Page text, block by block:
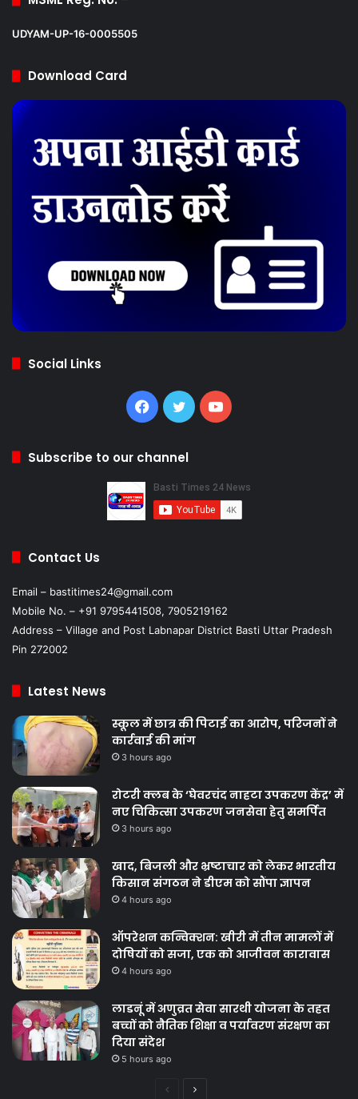
UDYAM-UP-16-0005505
Download Card
Social Links
Facebook
TwitterYouTube
Subscribe to our channel
Contact Us
Email – bastitimes24@gmail.com
Mobile No. – +91 9795441508, 7905219162
Address – Village and Post Labnapar District Basti Uttar Pradesh
Pin 272002
Latest News
स्कूल में छात्र की पिटाई का आरोप, परिजनों ने
कार्रवाई की मांग
3 hours ago
रोटरी क्लब के ‘घेवरचंद नाहटा उपकरण केंद्र’ में
नए चिकित्सा उपकरण जनसेवा हेतु समर्पित
3 hours ago
खाद, बिजली और भ्रष्टाचार को लेकर भारतीय
किसान संगठन ने डीएम को सौंपा ज्ञापन
4 hours ago
ऑपरेशन कन्विक्शन: खीरी में तीन मामलों में
दोषियों को सजा, एक को आजीवन कारावास
4 hours ago
लाडनूं में अणुव्रत सेवा सारथी योजना के तहत
बच्चों को नैतिक शिक्षा व पर्यावरण संरक्षण का
दिया संदेश
5 hours ago
PreviousNext